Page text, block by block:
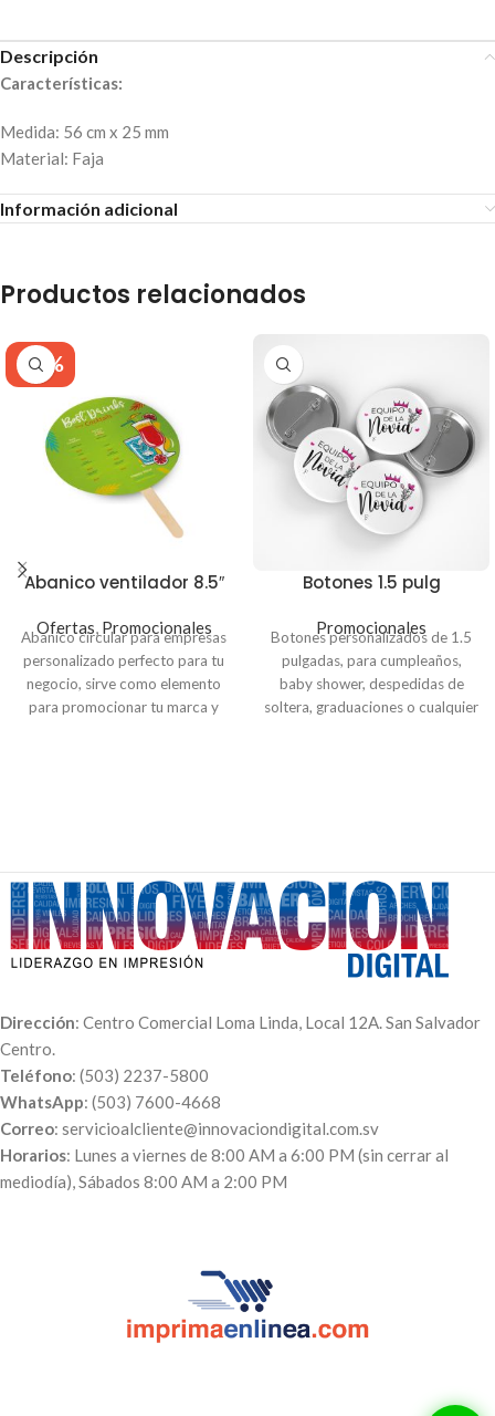
Descripción
Características:
Medida: 56 cm x 25 mm
Material: Faja
Información adicional
Productos relacionados
-43%
Abanico ventilador 8.5″
Ofertas, Promocionales
Abanico circular para empresas
personalizado perfecto para tu
negocio, sirve como elemento
para promocionar tu marca y
Precios con IVA
Paquete de 100 unidades
$113.00$80.00
Paquete de 250 unidades
$251.00 $142.50
Botones 1.5 pulg
Promocionales
Botones personalizados de 1.5
pulgadas, para cumpleaños,
baby shower, despedidas de
soltera, graduaciones o cualquier
para resaltar la impresión.
Pedidos de 100 unidades $0.40
c/u
Pedidos de 12 a 50 unidades
Indicaciones:para crear tu
Dirección: Centro Comercial Loma Linda, Local 12A. San Salvador
Centro.
Teléfono: (503) 2237-5800
WhatsApp: (503) 7600-4668
Correo: servicioalcliente@innovaciondigital.com.sv
Horarios: Lunes a viernes de 8:00 AM a 6:00 PM (sin cerrar al
mediodía), Sábados 8:00 AM a 2:00 PM